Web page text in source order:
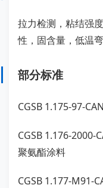
拉力检测，粘结强
性，固含量，低温
部分标准
CGSB 1.175-97-
CGSB 1.176-2000-
聚氨酯涂料
CGSB 1.177-M91-